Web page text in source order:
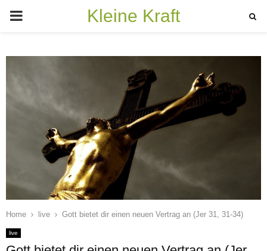
PRIMARY
Kleine Kraft
Home live Gott bietet dir einen neuen Vertrag an (Jer 31, 31-34)
live